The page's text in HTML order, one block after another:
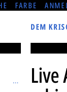
FARBE
DEM
Live